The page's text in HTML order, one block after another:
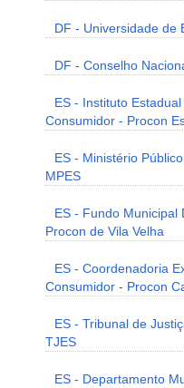
DF - Universidade de
DF - Conselho
ES - Instituto
Consumidor - Procon
ES - Ministério
MPES
ES - Fundo Municipal
Procon de Vila Velha
ES - Coordenadoria
Consumidor - Procon
ES - Tribunal de
TJES
ES - Departamento